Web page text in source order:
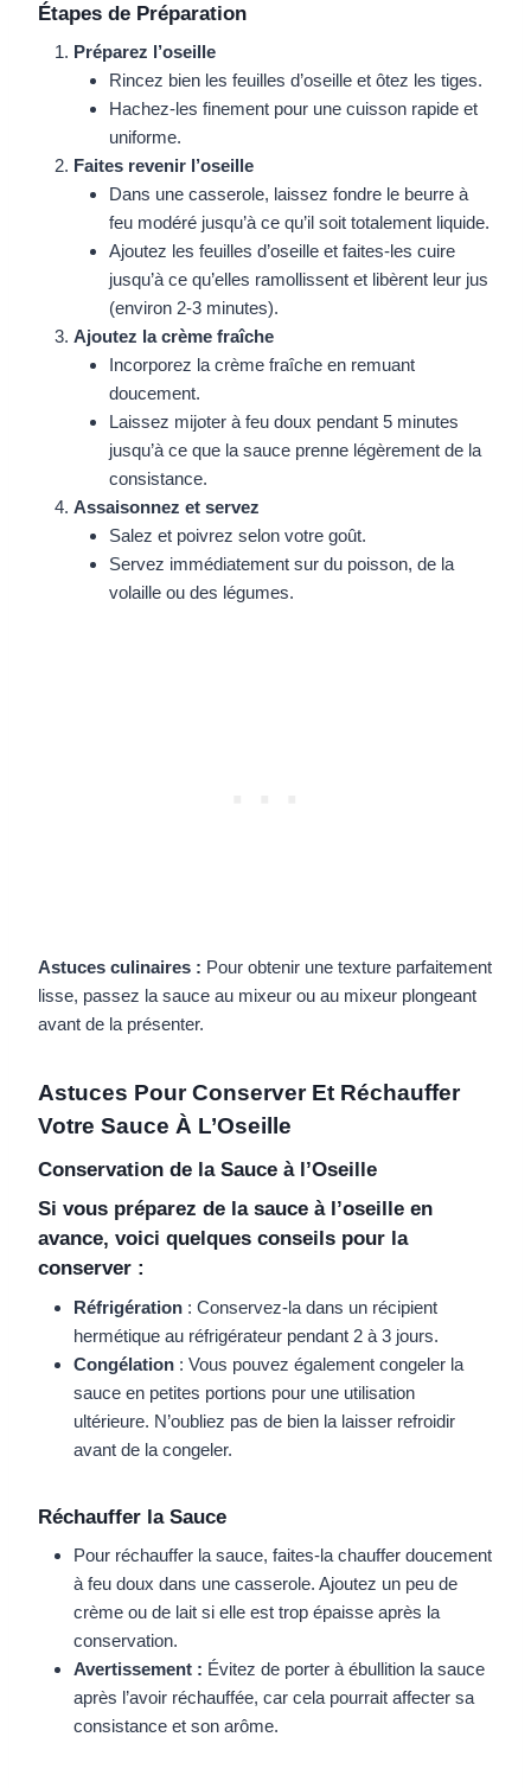
Étapes de Préparation
Préparez l’oseille
Rincez bien les feuilles d’oseille et ôtez les tiges.
Hachez-les finement pour une cuisson rapide et
uniforme.
Faites revenir l’oseille
Dans une casserole, laissez fondre le beurre à
feu modéré jusqu’à ce qu’il soit totalement liquide.
Ajoutez les feuilles d’oseille et faites-les cuire
jusqu’à ce qu’elles ramollissent et libèrent leur jus
(environ 2-3 minutes).
Ajoutez la crème fraîche
Incorporez la crème fraîche en remuant
doucement.
Laissez mijoter à feu doux pendant 5 minutes
jusqu’à ce que la sauce prenne légèrement de la
consistance.
Assaisonnez et servez
Salez et poivrez selon votre goût.
Servez immédiatement sur du poisson, de la
volaille ou des légumes.
Astuces culinaires : Pour obtenir une texture parfaitement
lisse, passez la sauce au mixeur ou au mixeur plongeant
avant de la présenter.
Astuces Pour Conserver Et Réchauffer
Votre Sauce À L’Oseille
Conservation de la Sauce à l’Oseille
Si vous préparez de la sauce à l’oseille en
avance, voici quelques conseils pour la
conserver :
Réfrigération : Conservez-la dans un récipient
hermétique au réfrigérateur pendant 2 à 3 jours.
Congélation : Vous pouvez également congeler la
sauce en petites portions pour une utilisation
ultérieure. N’oubliez pas de bien la laisser refroidir
avant de la congeler.
Réchauffer la Sauce
Pour réchauffer la sauce, faites-la chauffer doucement
à feu doux dans une casserole. Ajoutez un peu de
crème ou de lait si elle est trop épaisse après la
conservation.
Avertissement : Évitez de porter à ébullition la sauce
après l’avoir réchauffée, car cela pourrait affecter sa
consistance et son arôme.